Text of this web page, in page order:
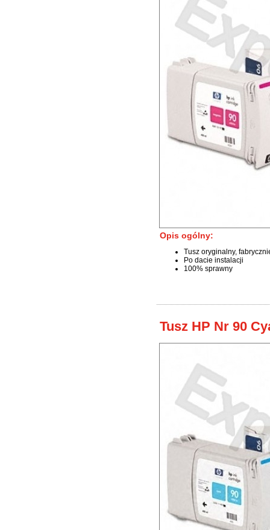
Opis ogólny:
Tusz oryginalny,
Po dacie instalacji
100% sprawny
Tusz HP Nr 90